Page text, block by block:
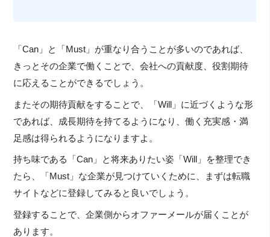
「Can」と「Must」が重なり合うことが多いのであれば、
きっとその企業で働くことで、会社への貢献度、役割期待
に応えることができるでしょう。
またその期待貢献をすることで、「Will」に近づくような形
であれば、成長期待を持てるようになり、働く充実感・満
足感は得られるようになりますよ。
持ち味である「Can」と将来ありたい姿「Will」を整理でき
たら、「Must」な企業が見つけていくために、まずは転職
サイトなどに登録してみると良いでしょう。
登録することで、企業側からオファーメールが届くことが
あります。